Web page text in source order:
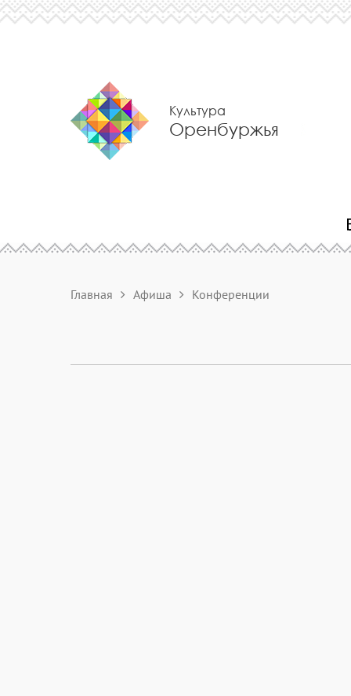
Культура
Оренбуржья
Главная Афиша Конференции